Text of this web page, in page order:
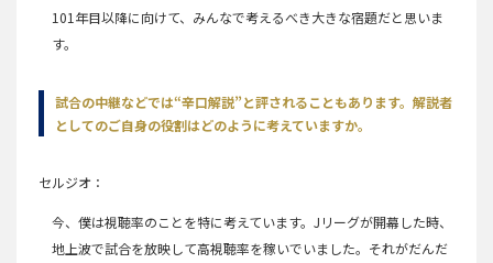
101年目以降に向けて、みんなで考えるべき大きな宿題だと思いま
す。
試合の中継などでは“辛口解説”と評されることもあります。解説者
としてのご自身の役割はどのように考えていますか。
セルジオ
今、僕は視聴率のことを特に考えています。Jリーグが開幕した時、
地上波で試合を放映して高視聴率を稼いでいました。それがだんだ